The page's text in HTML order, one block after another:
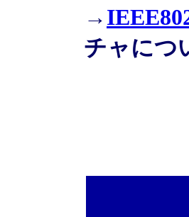
→
チャにつ